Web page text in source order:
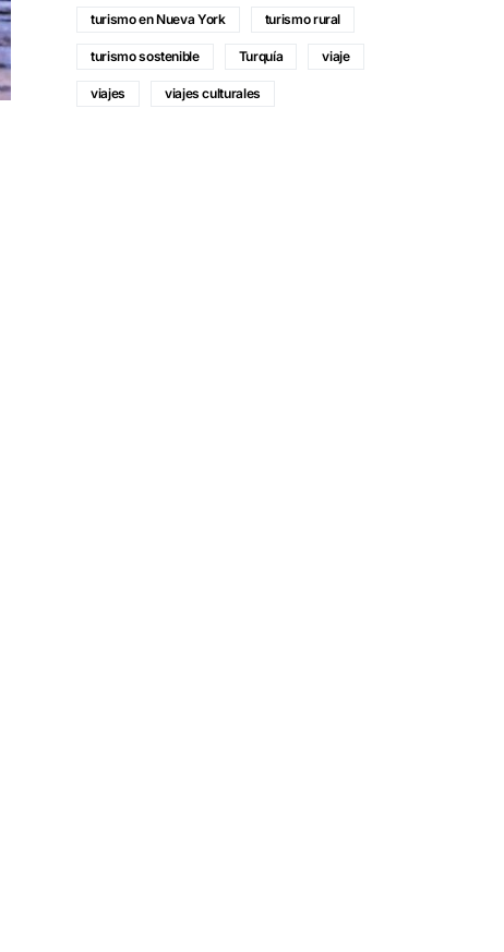
turismo en Nueva York turismo rural
turismo sostenible Turquía viaje
viajes viajes culturales